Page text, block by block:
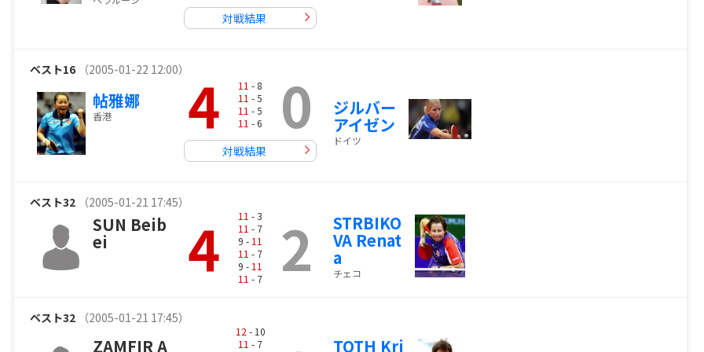
対戦結果
ベスト16 （2005-01-22 12:00）
帖雅娜
香港 4 11 - 8
11 - 5
11 - 5
11 - 6 0
対戦結果
ジルバー
アイゼン
ドイツ
ベスト32 （2005-01-21 17:45）
SUN Beib
ei 4 11 - 3
11 - 7
9 - 11
11 - 7
9 - 11
11 - 7 2 STRBIKO
VA Renat
a
チェコ
ベスト32 （2005-01-21 17:45）
ZAMFIR A
12 - 10
11 - 7
TOTH Kri